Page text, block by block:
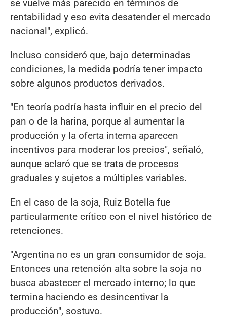
se vuelve más parecido en términos de
rentabilidad y eso evita desatender el mercado
nacional", explicó.
Incluso consideró que, bajo determinadas
condiciones, la medida podría tener impacto
sobre algunos productos derivados.
"En teoría podría hasta influir en el precio del
pan o de la harina, porque al aumentar la
producción y la oferta interna aparecen
incentivos para moderar los precios", señaló,
aunque aclaró que se trata de procesos
graduales y sujetos a múltiples variables.
En el caso de la soja, Ruiz Botella fue
particularmente crítico con el nivel histórico de
retenciones.
"Argentina no es un gran consumidor de soja.
Entonces una retención alta sobre la soja no
busca abastecer el mercado interno; lo que
termina haciendo es desincentivar la
producción", sostuvo.